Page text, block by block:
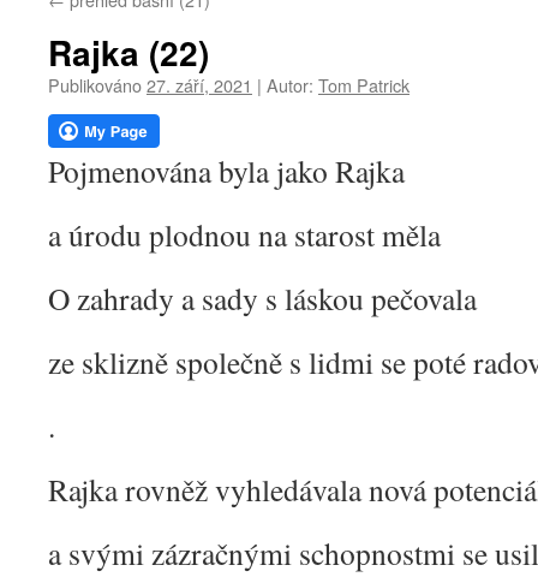
webu
Rajka (22)
Publikováno27. září, 2021 | Autor: Tom Patrick
Pojmenována byla jako Rajka
a úrodu plodnou na starost měla
O zahrady a sady s láskou pečovala
ze sklizně společně s lidmi se poté
.
Rajka rovněž vyhledávala nová
a svými zázračnými schopnostmi se